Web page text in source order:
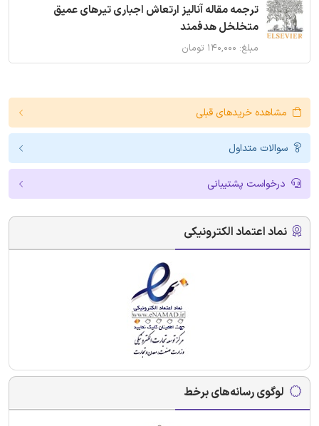
ترجمه مقاله آنالیز ارتعاش اجباری تیرهای عمیق
متخلخل هدفمند
مبلغ: ۱۴۰,۰۰۰ تومان
مشاهده خریدهای قبلی
سوالات متداول
درخواست پشتیبانی
نماد اعتماد الکترونیکی
لوگوی رسانه‌های برخط